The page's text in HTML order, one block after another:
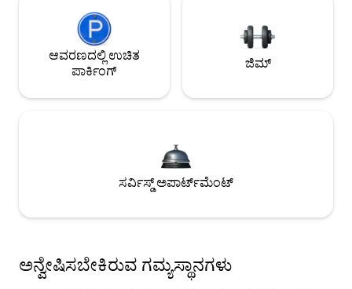
ಆವರಣದಲ್ಲಿ ಉಚಿತ
ಪಾರ್ಕಿಂಗ್
ಜಿಮ್
ಸರ್ವಿಸ್ಡ್ ಅಪಾರ್ಟ್‌ಮೆಂಟ್
ಅನ್ವೇಷಿಸಬೇಕಿರುವ ಗಮ್ಯಸ್ಥಾನಗಳು